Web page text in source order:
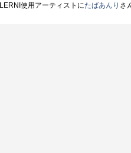
LERNI使用アーティストにたばあんり さ